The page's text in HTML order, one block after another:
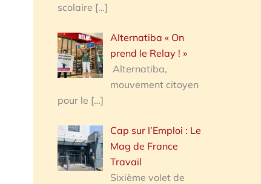
scolaire […]
Alternatiba « On
prend le Relay ! »
Alternatiba,
mouvement citoyen
pour le […]
Cap sur l’Emploi : Le
Mag de France
Travail
Sixième volet de